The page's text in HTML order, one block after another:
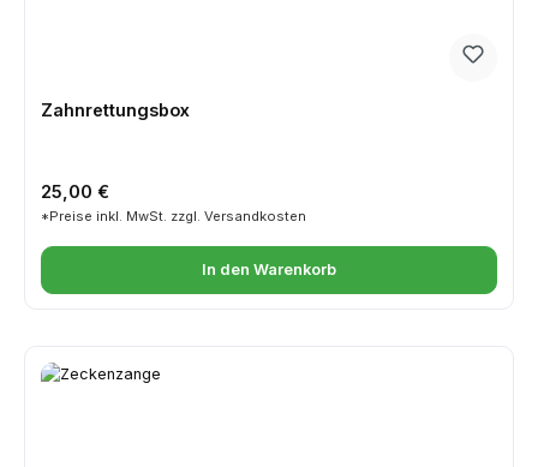
Zahnrettungsbox
Regulärer Preis:
25,00 €
*Preise inkl. MwSt. zzgl. Versandkosten
In den Warenkorb